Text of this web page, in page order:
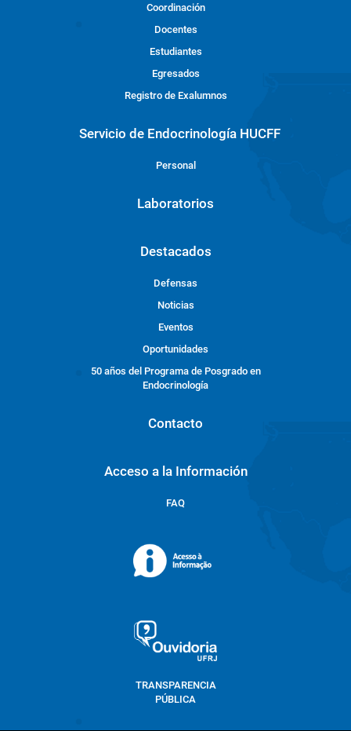
Coordinación
Docentes
Estudiantes
Egresados
Registro de Exalumnos
Servicio de Endocrinología HUCFF
Personal
Laboratorios
Destacados
Defensas
Noticias
Eventos
Oportunidades
50 años del Programa de Posgrado en
Endocrinología
Contacto
Acceso a la Información
FAQ
TRANSPARENCIA
PÚBLICA